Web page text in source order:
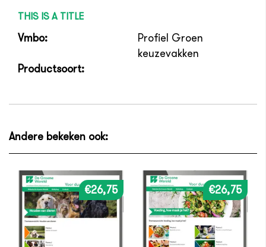
THIS IS A TITLE
Vmbo:
Profiel Groen
keuzevakken
Productsoort:
Andere bekeken ook:
€26,75 €26,75